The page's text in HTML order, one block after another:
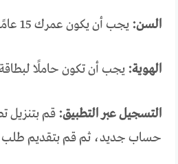
السن: يجب أن يكون عمرك 15 عامًا على الأقل.
الهوية: يجب أن تكون حاملًا
التسجيل عبر التطبيق: قم بتنزيل
حساب جديد، ثم قم بتقديم طلب